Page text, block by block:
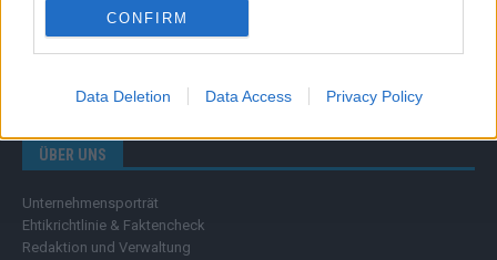
CONFIRM
Data Deletion Data Access Privacy Policy
ÜBER UNS
Unternehmensporträt
Ehtikrichtlinie & Faktencheck
Redaktion und Verwaltung